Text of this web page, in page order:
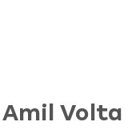
Amil Volta